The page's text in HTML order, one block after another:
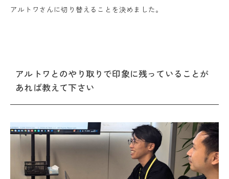
アルトワさんに切り替えることを決めました。
アルトワとのやり取りで印象に残っていることが
あれば教えて下さい